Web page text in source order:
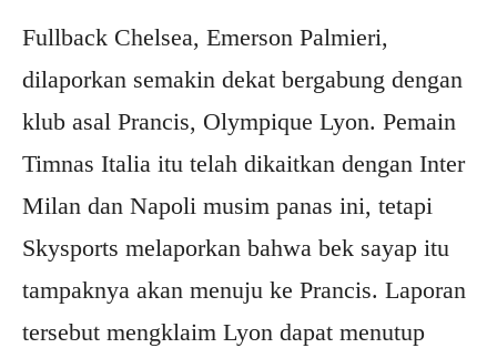
Fullback Chelsea, Emerson Palmieri,
dilaporkan semakin dekat bergabung dengan
klub asal Prancis, Olympique Lyon. Pemain
Timnas Italia itu telah dikaitkan dengan Inter
Milan dan Napoli musim panas ini, tetapi
Skysports melaporkan bahwa bek sayap itu
tampaknya akan menuju ke Prancis. Laporan
tersebut mengklaim Lyon dapat menutup